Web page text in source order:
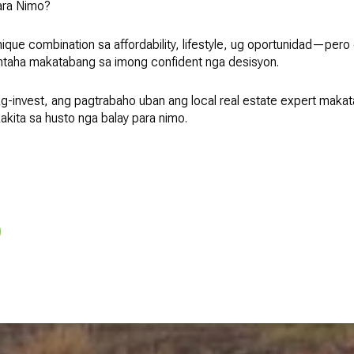
Nimo?
combination sa affordability, lifestyle, ug oportunidad—pero
makatabang sa imong confident nga desisyon.
invest, ang pagtrabaho uban ang local real estate expert
sa husto nga balay para nimo.